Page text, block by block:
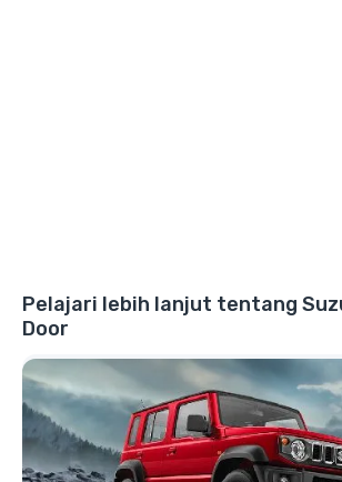
Pelajari lebih lanjut tentang
Door